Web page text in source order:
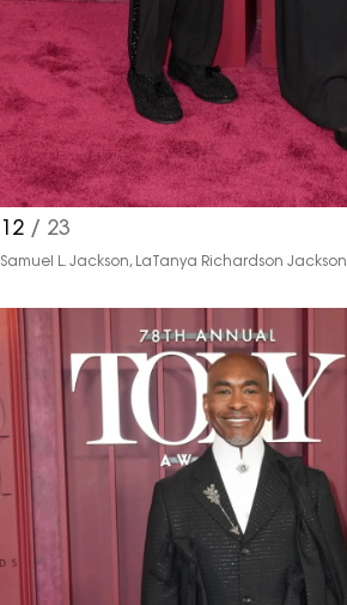
12 / 23
Samuel L. Jackson, LaTanya Richardson Jackson